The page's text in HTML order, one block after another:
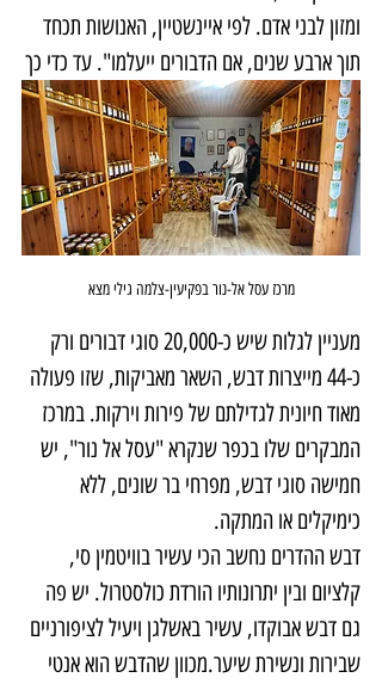
ומזון לבני אדם. לפי איינשטיין, האנושות תכחד
תוך ארבע שנים, אם הדבורים ייעלמו". עד כדי כך
מרכז עסל אל-נור בפקיעין-צלמה גילי מצא
מעניין לגלות שיש כ-20,000 סוגי דבורים ורק
כ-44 מייצרות דבש, השאר מאביקות, שזו פעולה
מאוד חיונית לגדילתם של פירות וירקות. במרכז
המבקרים שלו בכפר שנקרא "עסל אל נור", יש
חמישה סוגי דבש, מפרחי בר שונים, ללא
כימיקלים או המתקה.
דבש ההדרים נחשב הכי עשיר בוויטמין סי,
קלציום ובין יתרונותיו הורדת כולסטרול. יש פה
גם דבש אבוקדו, עשיר באשלגן ויעיל לציפורניים
שבירות ונשירת שיער.מכוון שהדבש הוא אנטי